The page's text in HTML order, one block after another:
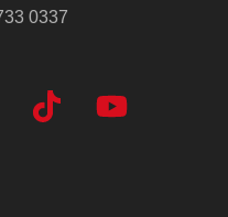
0337